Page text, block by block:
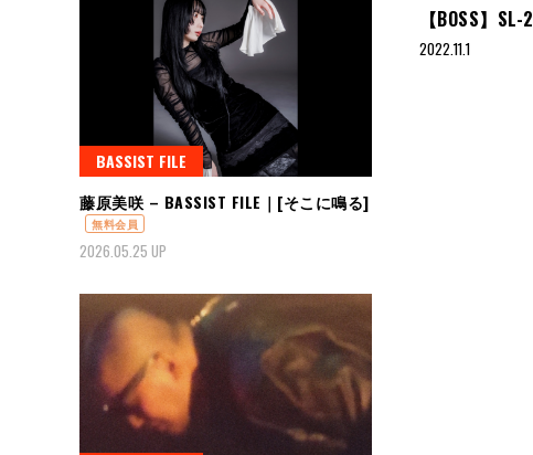
【BOSS】SL-2
2022.11.1
BASSIST FILE
藤原美咲 – BASSIST FILE｜[そこに鳴る]
無料会員
2026.05.25 UP